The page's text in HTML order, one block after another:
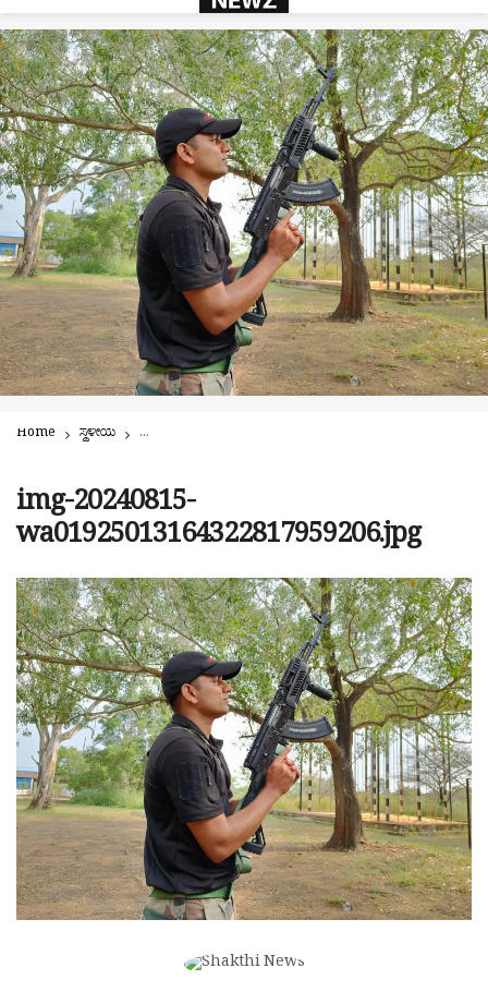
Home ಸ್ಥಳೀಯ ಜೈ ಜವಾನ್ | ಸೈನ್ಯದೊಳಗಿನ ಇಂಟೆಲಿಜೆನ್ಸ್ – ಉಪ್ಪಿನಂಗಡಿಯ ಸುಧೀರ್
img-20240815-
wa01925013164322817959206.jpg